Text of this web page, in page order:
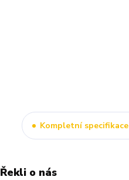
Kompletní specifikace
Řekli o nás